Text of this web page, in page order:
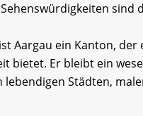
sind
Aargau ein Kanton,
bietet. Er bleibt ein
lebendigen Städten,